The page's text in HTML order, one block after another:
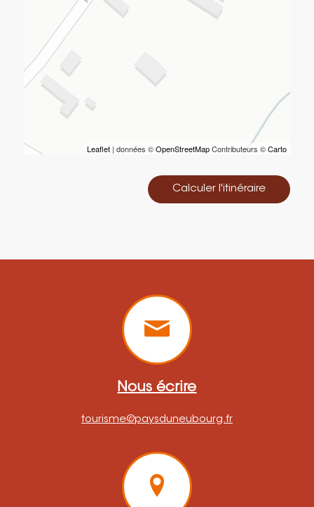
Leaflet | données ©OpenStreetMapContributeurs ©Carto
Calculer l'itinéraire
Nous écrire
tourisme@paysduneubourg.fr